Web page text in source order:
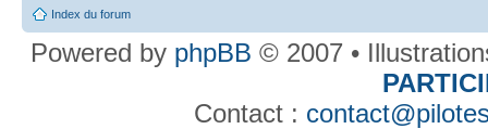
Index du forum
Powered by phpBB © 2007 •
Contact :